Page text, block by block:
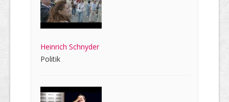
Heinrich Schnyder
Politik